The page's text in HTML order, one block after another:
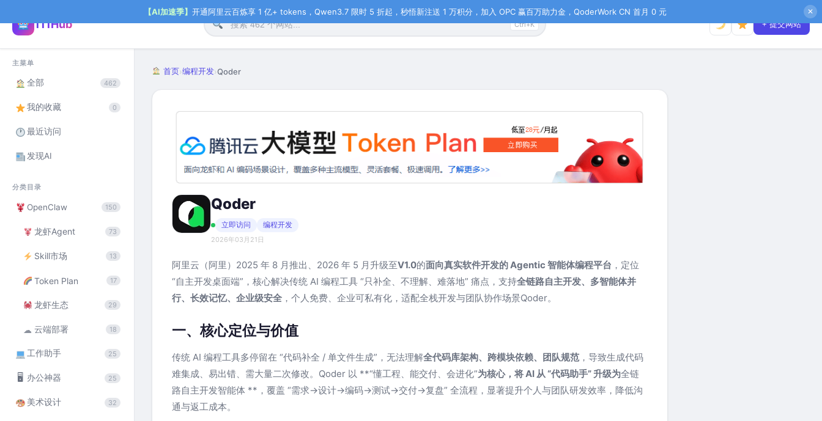
【AI加速季】 开通阿里云百炼享 1 亿+ tokens，Qwen3.7 限时 5 折起，秒悟新注送 1 万积分，加入 OPC 赢百万助力金，QoderWork CN 首月 0 元 ✕
111Hub Ctrl+K + 提交网站
主菜单
全部 462
我的收藏 0
最近访问
发现AI
分类目录
OpenClaw 150
龙虾Agent 73
Skill市场 13
Token Plan 17
龙虾生态 29
☁ 云端部署 18
工作助手 25
🖥 办公神器 25
美术设计 32
首页›编程开发›Qoder
Qoder
立即访问 编程开发
2026年03月21日
阿里云（阿里）2025 年 8 月推出、2026 年 5 月升级至V1.0的面向真实软件开发的 Agentic 智能体编程平台 ，定位
“自主开发桌面端”，核心解决传统 AI 编程工具 “只补全、不理解、难落地” 痛点，支持全链路自主开发、多智能体并
行、长效记忆、企业级安全 ，个人免费、企业可私有化，适配全栈开发与团队协作场景Qoder。
一、核心定位与价值
传统 AI 编程工具多停留在 “代码补全 / 单文件生成”，无法理解全代码库架构、跨模块依赖、团队规范 ，导致生成代码
难集成、易出错、需大量二次修改。Qoder 以 **“懂工程、能交付、会进化”为核心，将 AI 从 “代码助手” 升级为全链
路自主开发智能体 **，覆盖 “需求→设计→编码→测试→交付→复盘” 全流程，显著提升个人与团队研发效率，降低沟
通与返工成本。